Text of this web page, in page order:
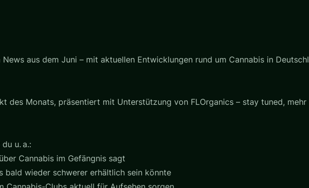
aus dem Juni – mit aktuellen Entwicklungen rund um Cannabis in
des Monats, präsentiert mit Unterstützung von FLOrganics – stay tuned,
u. a.:
Cannabis im Gefängnis sagt
bald wieder schwerer erhältlich sein könnte